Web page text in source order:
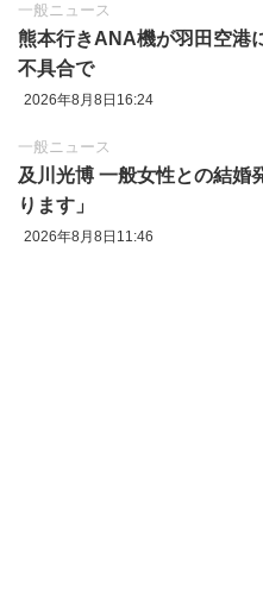
一般ニュース
熊本行きANA機が羽田空港
不具合で
2026年8月8日16:24
一般ニュース
及川光博 一般女性との結婚
ります」
2026年8月8日11:46